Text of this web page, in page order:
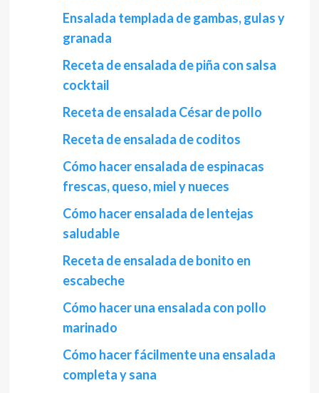
Ensalada templada de gambas, gulas y
granada
Receta de ensalada de piña con salsa
cocktail
Receta de ensalada César de pollo
Receta de ensalada de coditos
Cómo hacer ensalada de espinacas
frescas, queso, miel y nueces
Cómo hacer ensalada de lentejas
saludable
Receta de ensalada de bonito en
escabeche
Cómo hacer una ensalada con pollo
marinado
Cómo hacer fácilmente una ensalada
completa y sana